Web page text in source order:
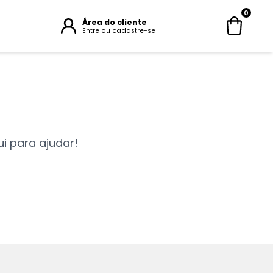
Área do cliente
Entre ou cadastre-se
0
para ajudar!